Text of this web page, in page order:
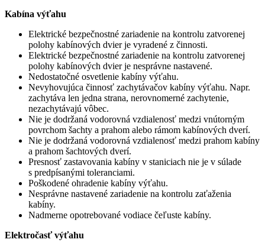
Kabína výťahu
Elektrické bezpečnostné zariadenie na kontrolu zatvorenej
polohy kabínových dvier je vyradené z činnosti.
Elektrické bezpečnostné zariadenie na kontrolu zatvorenej
polohy kabínových dvier je nesprávne nastavené.
Nedostatočné osvetlenie kabíny výťahu.
Nevyhovujúca činnosť zachytávačov kabíny výťahu. Napr.
zachytáva len jedna strana, nerovnomerné zachytenie,
nezachytávajú vôbec.
Nie je dodržaná vodorovná vzdialenosť medzi vnútorným
povrchom šachty a prahom alebo rámom kabínových dverí.
Nie je dodržaná vodorovná vzdialenosť medzi prahom kabíny
a prahom šachtových dverí.
Presnosť zastavovania kabíny v staniciach nie je v súlade
s predpísanými toleranciami.
Poškodené ohradenie kabíny výťahu.
Nesprávne nastavené zariadenie na kontrolu zaťaženia
kabíny.
Nadmerne opotrebované vodiace čeľuste kabíny.
Elektročasť výťahu